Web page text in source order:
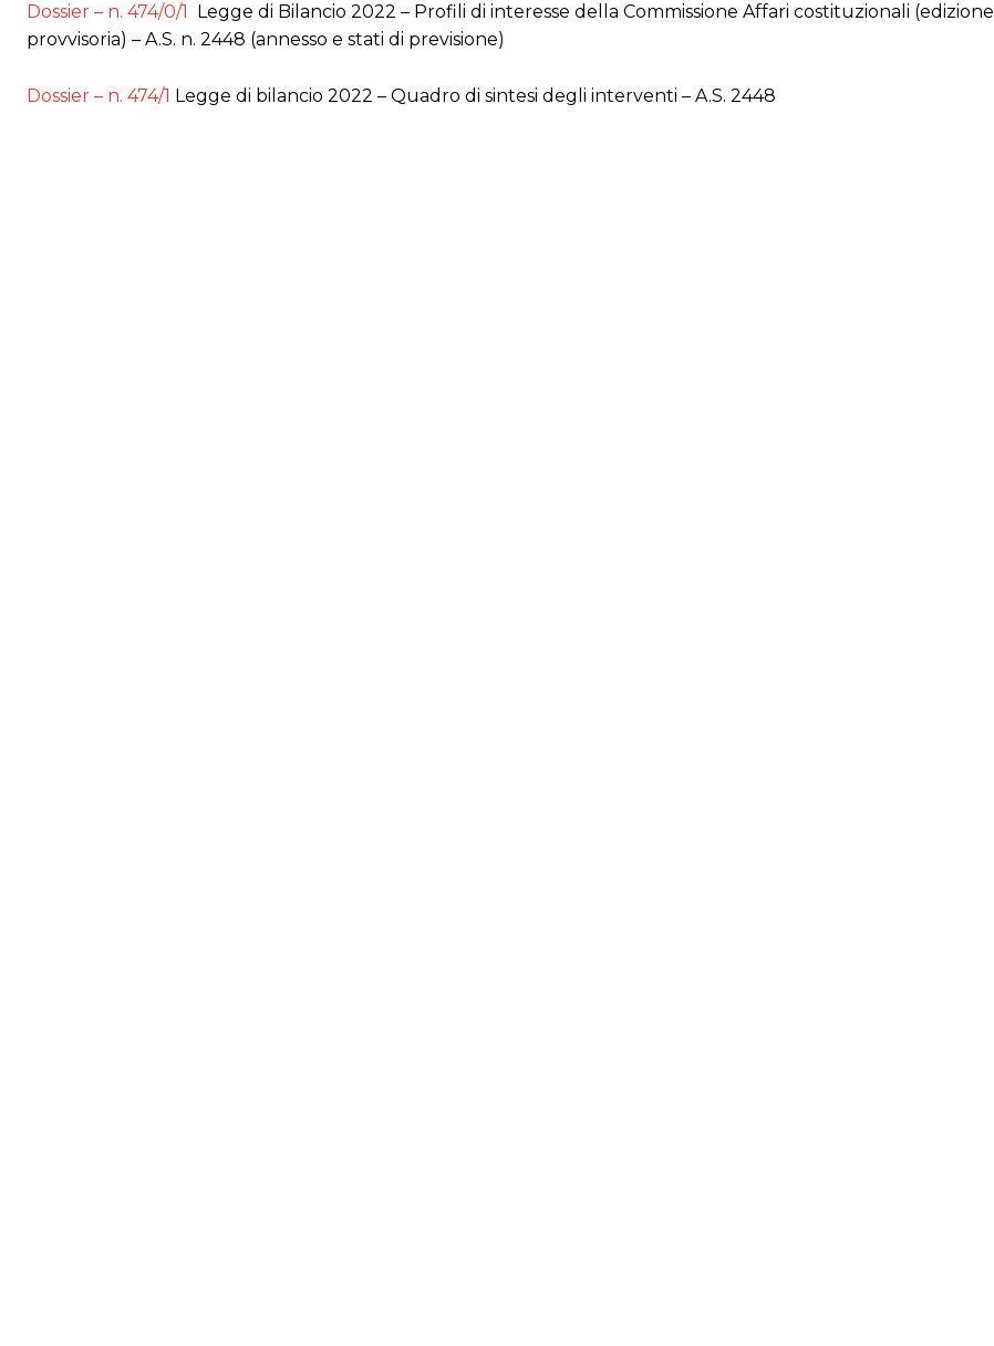
Dossier – n. 474/0/1 Legge di Bilancio 2022 – Profili di interesse della Commissione Affari costituzionali (edizione
provvisoria) – A.S. n. 2448 (annesso e stati di previsione)
Dossier – n. 474/1 Legge di bilancio 2022 – Quadro di sintesi degli interventi – A.S. 2448